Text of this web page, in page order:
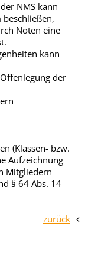
NMS kann
Noten eine
kann
der
(Klassen- bzw.
Aufzeichnung
Mitgliedern
§ 64 Abs. 14
zurück